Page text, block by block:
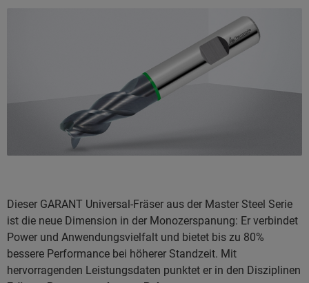
Dieser GARANT Universal-Fräser aus der Master Steel Serie
ist die neue Dimension in der Monozerspanung: Er verbindet
Power und Anwendungsvielfalt und bietet bis zu 80%
bessere Performance bei höherer Standzeit. Mit
hervorragenden Leistungsdaten punktet er in den Disziplinen